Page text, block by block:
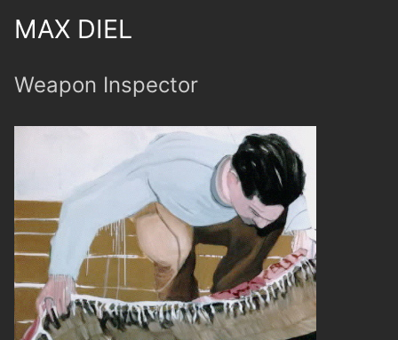
MAX DIEL
Weapon Inspector